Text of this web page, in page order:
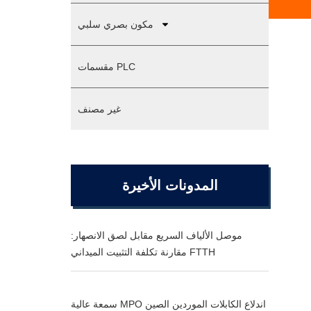
مكون بصري سلبي
مقسمات PLC
غير مصنف
المدونات الأخيرة
موصل الألياف السريع مقابل لصق الانصهار:
مقارنة تكلفة التثبيت الميداني FTTH
سمعة عالية MPO اندلاع الكابلات الموردين الصين